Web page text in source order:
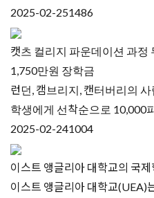
2025-02-251486
캣츠 컬리지 파운데이션 과정
1,750만원 장학금
런던, 캠브리지, 캔터버리의
학생에게 선착순으로 10,000
2025-02-241004
이스트 앵글리아 대학교의 국
이스트 앵글리아 대학교(UEA)